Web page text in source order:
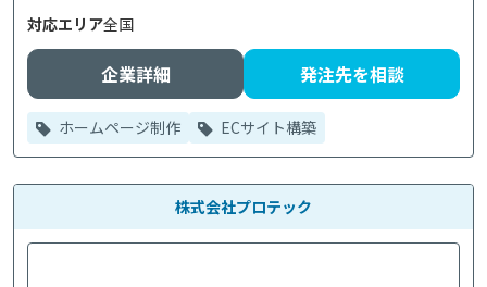
対応エリア全国
企業詳細 発注先を相談
ホームページ制作 ECサイト構築
株式会社プロテック